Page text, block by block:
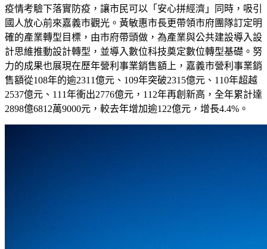
疫情考驗下落實防疫，讓市民可以「安心拼經濟」同時，吸引
國人放心前來嘉義市觀光。黃敏惠市長更帶領市府團隊訂定明
確的產業轉型目標，由市府帶頭做，為產業與公共建設導入設
計思維推動設計轉型，並導入數位科技奠定數位轉型基礎。努
力的成果也展現在歷年營利事業銷售額上，嘉義市營利事業銷
售額從108年的逾2311億元、109年突破2315億元、110年超越
2537億元、111年衝出2776億元，112年再創新高，全年累計達
2898億6812萬9000元，較去年增加逾122億元，增長4.4%。